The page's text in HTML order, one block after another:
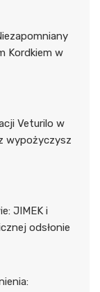
Kordkiem w
Veturilo w
wypożyczysz
JIMEK i
odsłonie